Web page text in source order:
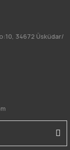
34672 Üsküdar/